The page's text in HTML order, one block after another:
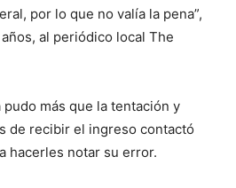
por lo que no valía la pena”,
al periódico local The
más que la tentación y
de recibir el ingreso contactó
hacerles notar su error.